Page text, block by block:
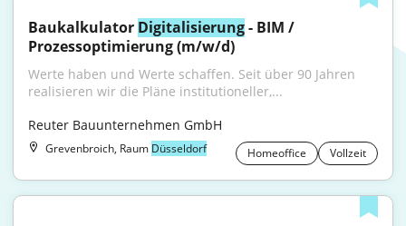
Baukalkulator Digitalisierung - BIM /
Prozessoptimierung (m/w/d)
Werte haben und Werte schaffen. Seit über 90 Jahren
realisieren wir die Pläne institutioneller,...
Reuter Bauunternehmen GmbH
Grevenbroich, Raum Düsseldorf Homeoffice Vollzeit